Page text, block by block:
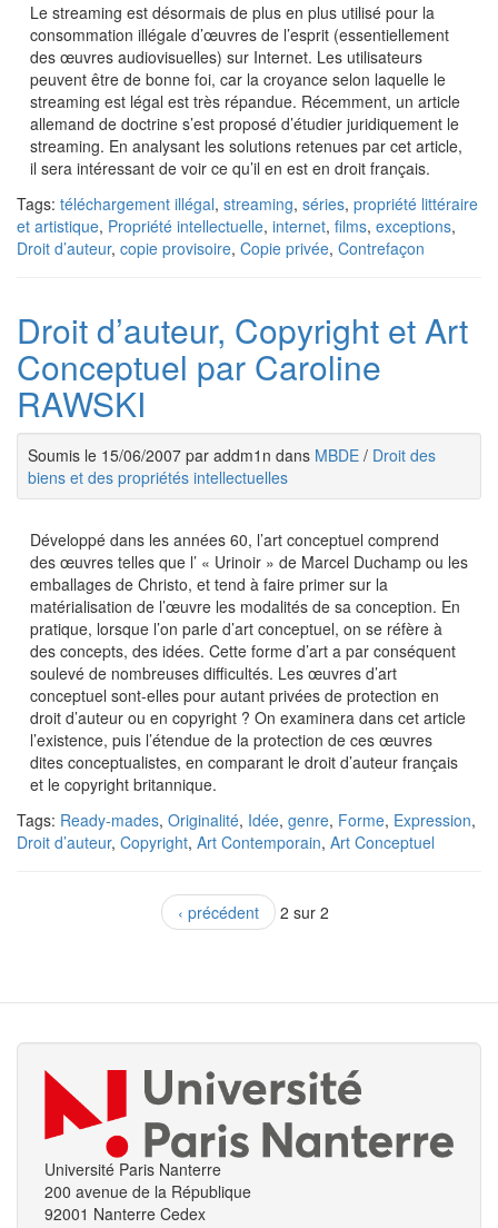
Le streaming est désormais de plus en plus utilisé pour la
consommation illégale d’œuvres de l’esprit (essentiellement
des œuvres audiovisuelles) sur Internet. Les utilisateurs
peuvent être de bonne foi, car la croyance selon laquelle le
streaming est légal est très répandue. Récemment, un article
allemand de doctrine s’est proposé d’étudier juridiquement le
streaming. En analysant les solutions retenues par cet article,
il sera intéressant de voir ce qu’il en est en droit français.
Tags: téléchargement illégal, streaming, séries, propriété littéraire
et artistique, Propriété intellectuelle, internet, films, exceptions,
Droit d’auteur, copie provisoire, Copie privée, Contrefaçon
Droit d’auteur, Copyright et Art
Conceptuel par Caroline
RAWSKI
Soumis le 15/06/2007 par addm1n dans MBDE / Droit des
biens et des propriétés intellectuelles
Développé dans les années 60, l’art conceptuel comprend
des œuvres telles que l’ « Urinoir » de Marcel Duchamp ou les
emballages de Christo, et tend à faire primer sur la
matérialisation de l’œuvre les modalités de sa conception. En
pratique, lorsque l’on parle d’art conceptuel, on se réfère à
des concepts, des idées. Cette forme d’art a par conséquent
soulevé de nombreuses difficultés. Les œuvres d’art
conceptuel sont-elles pour autant privées de protection en
droit d’auteur ou en copyright ? On examinera dans cet article
l’existence, puis l’étendue de la protection de ces œuvres
dites conceptualistes, en comparant le droit d’auteur français
et le copyright britannique.
Tags: Ready-mades, Originalité, Idée, genre, Forme, Expression,
Droit d’auteur, Copyright, Art Contemporain, Art Conceptuel
‹ précédent 2 sur 2
Université Paris Nanterre
200 avenue de la République
92001 Nanterre Cedex